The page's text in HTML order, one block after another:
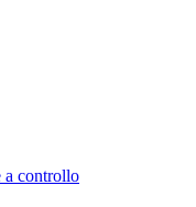
a controllo